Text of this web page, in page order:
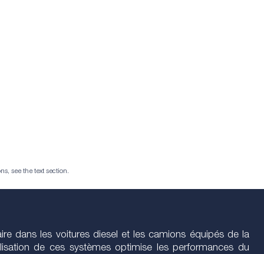
see the text section.
dans les voitures diesel et les camions équipés de la
de ces systèmes optimise les performances du